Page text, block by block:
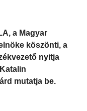
a Magyar
köszönti, a
nyitja
mutatja be.